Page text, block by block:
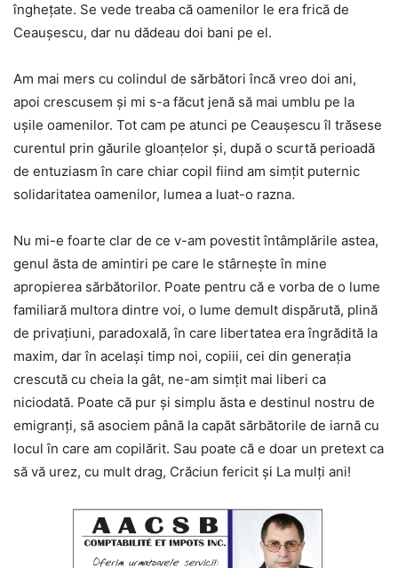
înghețate. Se vede treaba că oamenilor le era frică de
Ceaușescu, dar nu dădeau doi bani pe el.
Am mai mers cu colindul de sărbători încă vreo doi ani,
apoi crescusem și mi s-a făcut jenă să mai umblu pe la
ușile oamenilor. Tot cam pe atunci pe Ceaușescu îl trăsese
curentul prin găurile gloanțelor și, după o scurtă perioadă
de entuziasm în care chiar copil fiind am simţit puternic
solidaritatea oamenilor, lumea a luat-o razna.
Nu mi-e foarte clar de ce v-am povestit întâmplările astea,
genul ăsta de amintiri pe care le stârnește în mine
apropierea sărbătorilor. Poate pentru că e vorba de o lume
familiară multora dintre voi, o lume demult dispărută, plină
de privațiuni, paradoxală, în care libertatea era îngrădită la
maxim, dar în acelaşi timp noi, copiii, cei din generația
crescută cu cheia la gât, ne-am simțit mai liberi ca
niciodată. Poate că pur și simplu ăsta e destinul nostru de
emigranți, să asociem până la capăt sărbătorile de iarnă cu
locul în care am copilărit. Sau poate că e doar un pretext ca
să vă urez, cu mult drag, Crăciun fericit și La mulți ani!